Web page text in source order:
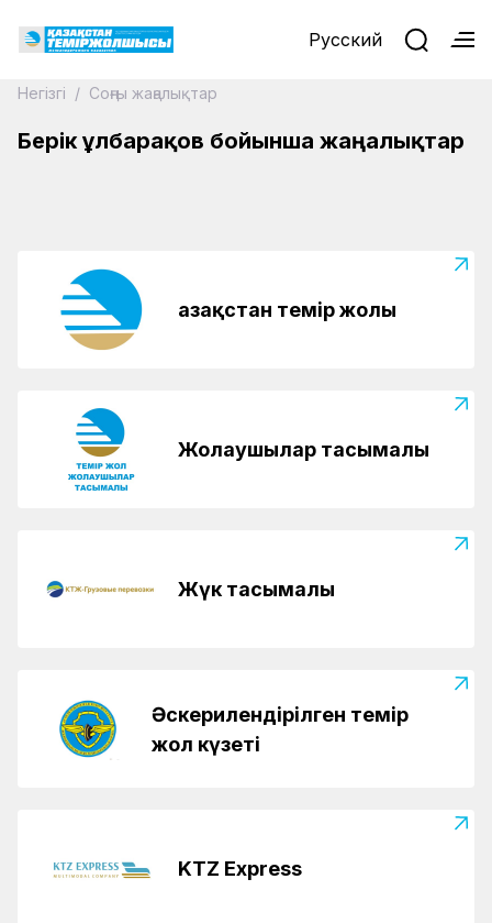
Русский
Негізгі / Соңғы жаңалықтар
Берік Құлбарақов бойынша жаңалықтар
Қозғалыс қауіпсіздігін күзеткен
теміржолшылардың аналарына құрмет
көрсетілді
Қазақстан темір жолы
Жолаушылар тасымалы
Жүк тасымалы
Әскерилендірілген темір
жол күзеті
KTZ Express